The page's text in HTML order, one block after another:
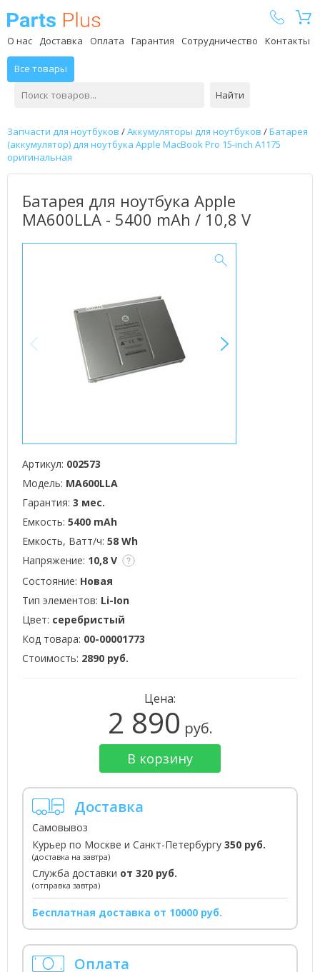
О нас Доставка Оплата Гарантия Сотрудничество Контакты
Все товары
Найти
Запчасти для ноутбуков /Аккумуляторы для ноутбуков /Батарея
(аккумулятор) для ноутбука Apple MacBook Pro 15-inch A1175
оригинальная
Батарея для ноутбука Apple
MA600LLA - 5400 mAh / 10,8 V
Артикул: 002573
Модель: MA600LLA
Гарантия: 3 мес.
Емкость: 5400 mAh
Емкость, Ватт/ч: 58 Wh
Напряжение: 10,8 V
Состояние: Новая
Тип элементов: Li-Ion
Цвет: серебристый
Код товара: 00-00001773
Стоимость: 2890 руб.
Цена:
2 890 руб.
В корзину
Доставка
Самовывоз
Курьер по Москве и Санкт-Петербургу 350 руб.
(доставка на завтра)
Служба доставки от 320 руб.
(отправка завтра)
Бесплатная доставка от 10000 руб.
Оплата